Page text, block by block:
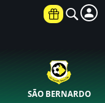
SÃO BERNARDO